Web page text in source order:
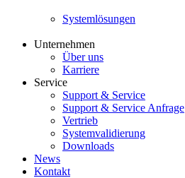
Systemlösungen
Unternehmen
Über uns
Karriere
Service
Support & Service
Support & Service Anfrage
Vertrieb
Systemvalidierung
Downloads
News
Kontakt